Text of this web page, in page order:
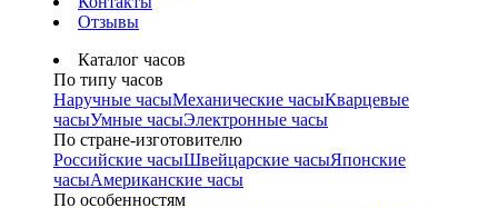
Отзывы
Каталог часов
По типу часов
Наручные часыМеханические часыКварцевые
часыУмные часыЭлектронные часы
По стране-изготовителю
Российские часыШвейцарские часыЯпонские
часыАмериканские часы
По особенностям